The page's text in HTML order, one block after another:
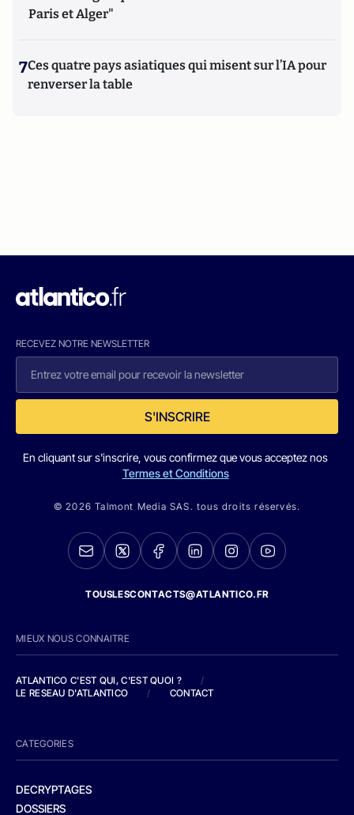
Paris et Alger"
7Ces quatre pays asiatiques qui misent sur l’IA pour
renverser la table
RECEVEZ NOTRE NEWSLETTER
S'INSCRIRE
En cliquant sur s'inscrire, vous confirmez que vous acceptez nos
Termes et Conditions
© 2026 Talmont Media SAS. tous droits réservés.
TOUSLESCONTACTS@ATLANTICO.FR
MIEUX NOUS CONNAITRE
ATLANTICO C'EST QUI, C'EST QUOI ?
/
LE RESEAU D'ATLANTICO
/ CONTACT
CATEGORIES
DECRYPTAGES
DOSSIERS